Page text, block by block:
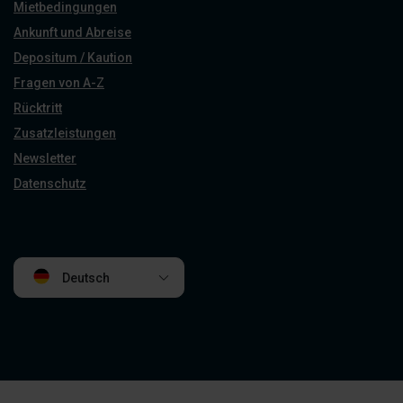
Mietbedingungen
Ankunft und Abreise
Depositum / Kaution
Fragen von A-Z
Rücktritt
Zusatzleistungen
Newsletter
Datenschutz
Deutsch